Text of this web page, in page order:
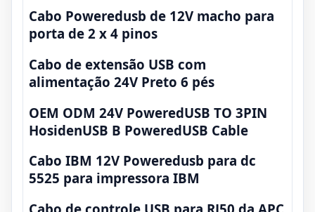
Cabo Poweredusb de 12V macho para
porta de 2 x 4 pinos
Cabo de extensão USB com
alimentação 24V Preto 6 pés
OEM ODM 24V PoweredUSB TO 3PIN
HosidenUSB B PoweredUSB Cable
Cabo IBM 12V Poweredusb para dc
5525 para impressora IBM